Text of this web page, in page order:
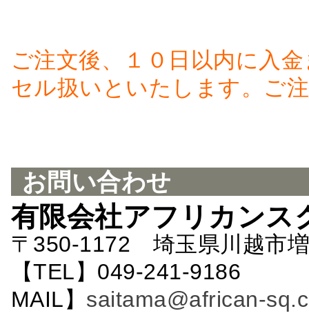
ご注文後、１０日以内に入
セル扱いといたします。ご
お問い合わせ
有限会社アフリカンス
〒350-1172 埼玉県川越市
【TEL】049-241-
MAIL】 saitama@african-